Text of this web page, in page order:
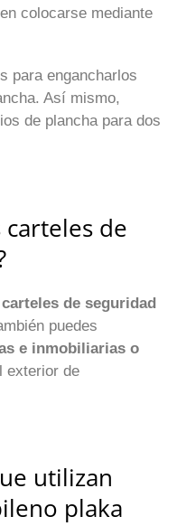
colocarse mediante
para engancharlos
Así mismo,
de plancha para dos
de
carteles de seguridad
puedes
e inmobiliarias o
exterior de
utilizan
plaka